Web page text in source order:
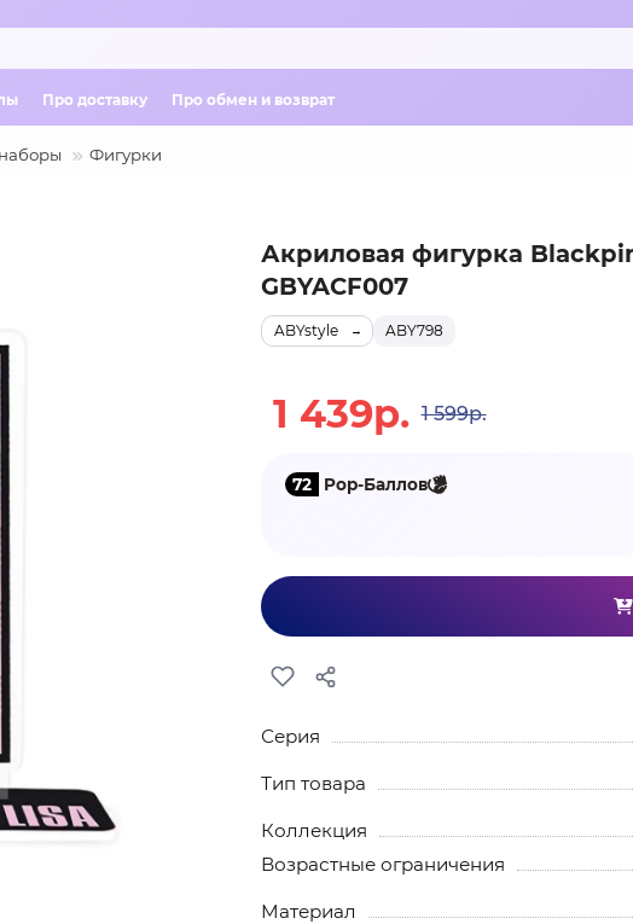
Про доставку Про обмен и возврат
Фигурки
Акриловая фигурка
GBYACF007
ABY798
ABYstyle
1 439р. 1 599р.
72 Pop-Баллов
Серия
Тип товара
Коллекция
Возрастные ограничения
Материал